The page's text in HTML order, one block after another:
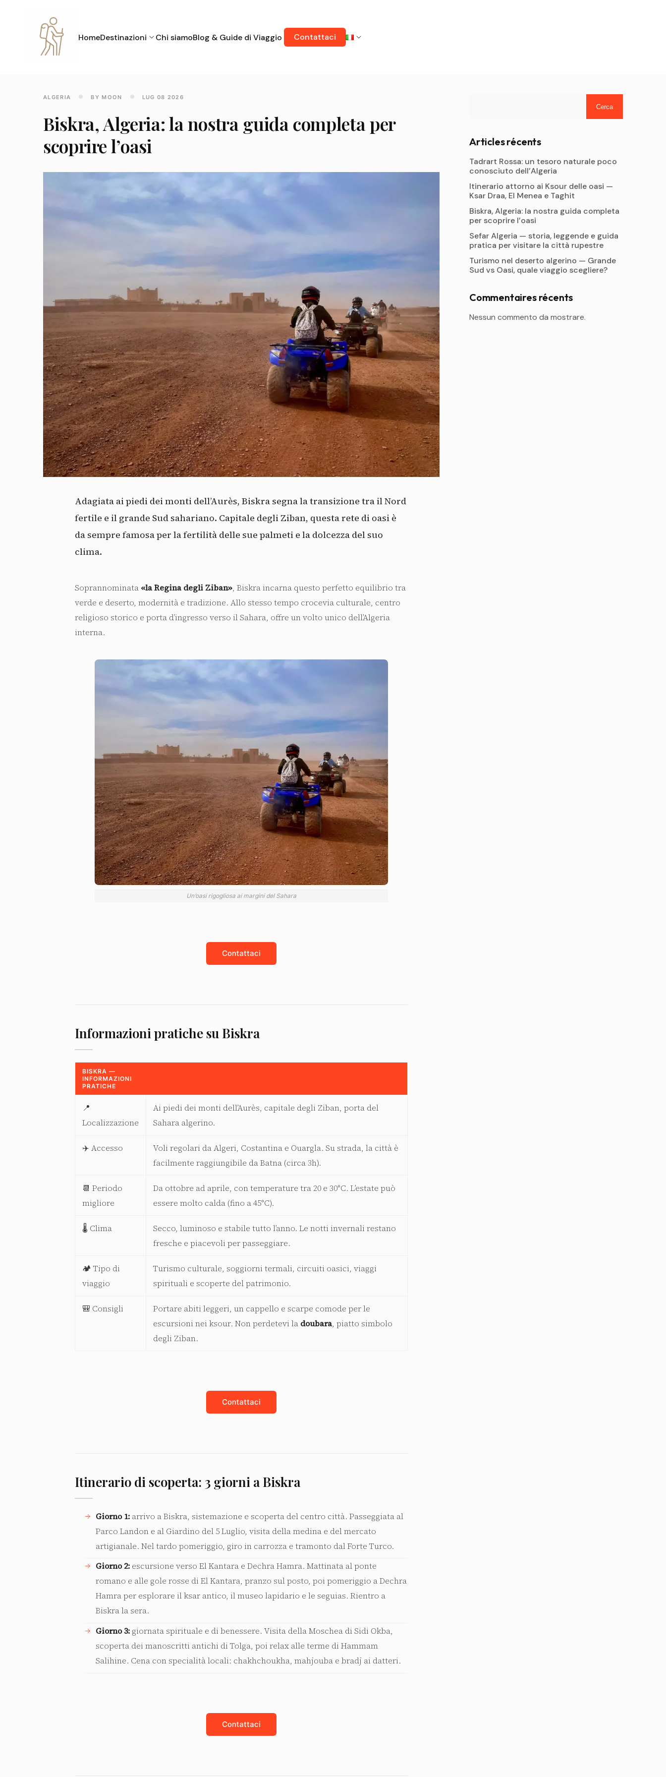
HomeDestinazioni Chi siamoBlog & Guide di Viaggio Contattaci
ALGERIA BY MOON LUG 08 2026
Biskra, Algeria: la nostra guida completa per
scoprire l’oasi
Adagiata ai piedi dei monti dell’Aurès, Biskra segna la transizione tra il Nord
fertile e il grande Sud sahariano. Capitale degli Ziban, questa rete di oasi è
da sempre famosa per la fertilità delle sue palmeti e la dolcezza del suo
clima.
Soprannominata «la Regina degli Ziban», Biskra incarna questo perfetto equilibrio tra
verde e deserto, modernità e tradizione. Allo stesso tempo crocevia culturale, centro
religioso storico e porta d’ingresso verso il Sahara, offre un volto unico dell’Algeria
interna.
Un’oasi rigogliosa ai margini del Sahara
Contattaci
Informazioni pratiche su Biskra
BISKRA —
INFORMAZIONI
PRATICHE
📍
Localizzazione
Ai piedi dei monti dell’Aurès, capitale degli Ziban, porta del
Sahara algerino.
✈️ Accesso
Voli regolari da Algeri, Costantina e Ouargla. Su strada, la città è
facilmente raggiungibile da Batna (circa 3h).
📆 Periodo
migliore
Da ottobre ad aprile, con temperature tra 20 e 30°C. L’estate può
essere molto calda (fino a 45°C).
🌡️ Clima
Secco, luminoso e stabile tutto l’anno. Le notti invernali restano
fresche e piacevoli per passeggiare.
🏕️ Tipo di
viaggio
Turismo culturale, soggiorni termali, circuiti oasici, viaggi
spirituali e scoperte del patrimonio.
🎒 Consigli
Portare abiti leggeri, un cappello e scarpe comode per le
escursioni nei ksour. Non perdetevi la doubara, piatto simbolo
degli Ziban.
Contattaci
Itinerario di scoperta: 3 giorni a Biskra
Giorno 1:arrivo a Biskra, sistemazione e scoperta del centro città. Passeggiata al
Parco Landon e al Giardino del 5 Luglio, visita della medina e del mercato
artigianale. Nel tardo pomeriggio, giro in carrozza e tramonto dal Forte Turco.
Giorno 2:escursione verso El Kantara e Dechra Hamra. Mattinata al ponte
romano e alle gole rosse di El Kantara, pranzo sul posto, poi pomeriggio a Dechra
Hamra per esplorare il ksar antico, il museo lapidario e le seguias. Rientro a
Biskra la sera.
Giorno 3:giornata spirituale e di benessere. Visita della Moschea di Sidi Okba,
scoperta dei manoscritti antichi di Tolga, poi relax alle terme di Hammam
Salihine. Cena con specialità locali: chakhchoukha, mahjouba e bradj ai datteri.
Contattaci
Cerca
Articles récents
Tadrart Rossa: un tesoro naturale poco
conosciuto dell’Algeria
Itinerario attorno ai Ksour delle oasi —
Ksar Draa, El Menea e Taghit
Biskra, Algeria: la nostra guida completa
per scoprire l’oasi
Sefar Algeria — storia, leggende e guida
pratica per visitare la città rupestre
Turismo nel deserto algerino — Grande
Sud vs Oasi, quale viaggio scegliere?
Commentaires récents
Nessun commento da mostrare.